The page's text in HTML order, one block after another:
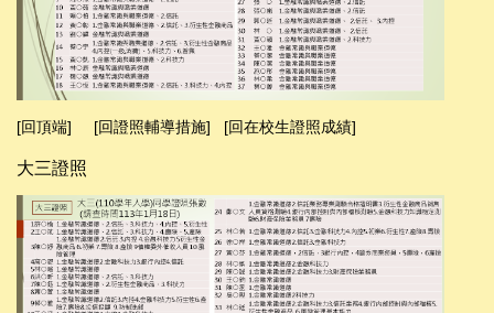
[回頂端] [回證照輔導措施] [回在校生證照成績]
大三證照